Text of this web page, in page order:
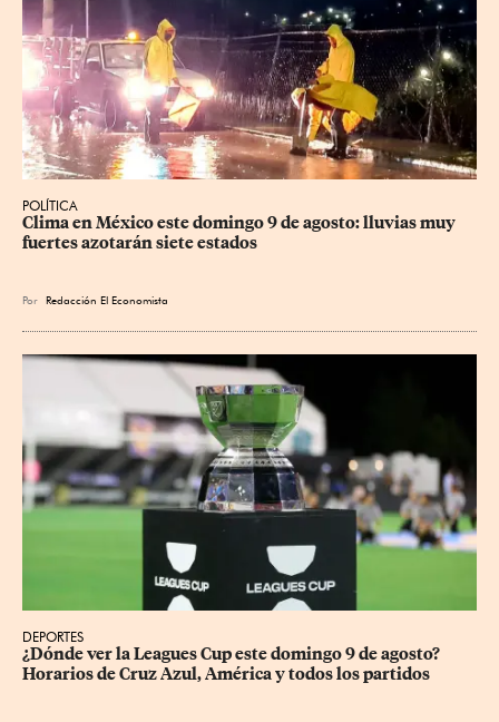
POLÍTICA
Clima en México este domingo 9 de agosto: lluvias muy
fuertes azotarán siete estados
Por Redacción El Economista
DEPORTES
¿Dónde ver la Leagues Cup este domingo 9 de agosto?
Horarios de Cruz Azul, América y todos los partidos